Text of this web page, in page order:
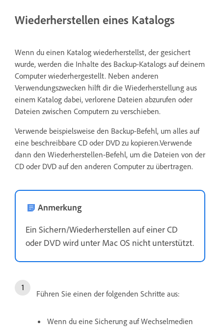
Wiederherstellen eines Katalogs
Wenn du einen Katalog wiederherstellst, der gesichert
wurde, werden die Inhalte des Backup-Katalogs auf deinem
Computer wiederhergestellt. Neben anderen
Verwendungszwecken hilft dir die Wiederherstellung aus
einem Katalog dabei, verlorene Dateien abzurufen oder
Dateien zwischen Computern zu verschieben.
Verwende beispielsweise den Backup-Befehl, um alles auf
eine beschreibbare CD oder DVD zu kopieren.Verwende
dann den Wiederherstellen-Befehl, um die Dateien von der
CD oder DVD auf den anderen Computer zu übertragen.
Anmerkung
Ein Sichern/Wiederherstellen auf einer CD
oder DVD wird unter Mac OS nicht unterstützt.
Führen Sie einen der folgenden Schritte aus:
Wenn du eine Sicherung auf Wechselmedien